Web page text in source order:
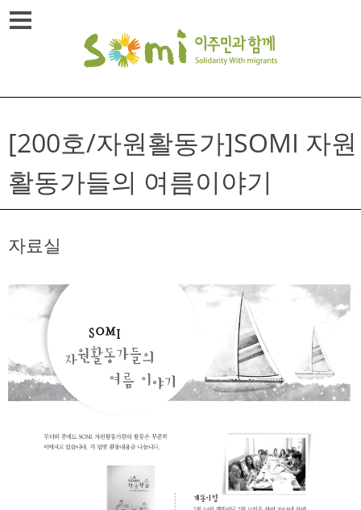
Skip
to
[200호/자원활동가]SOMI 자원
활동가들의 여름이야기
자료실